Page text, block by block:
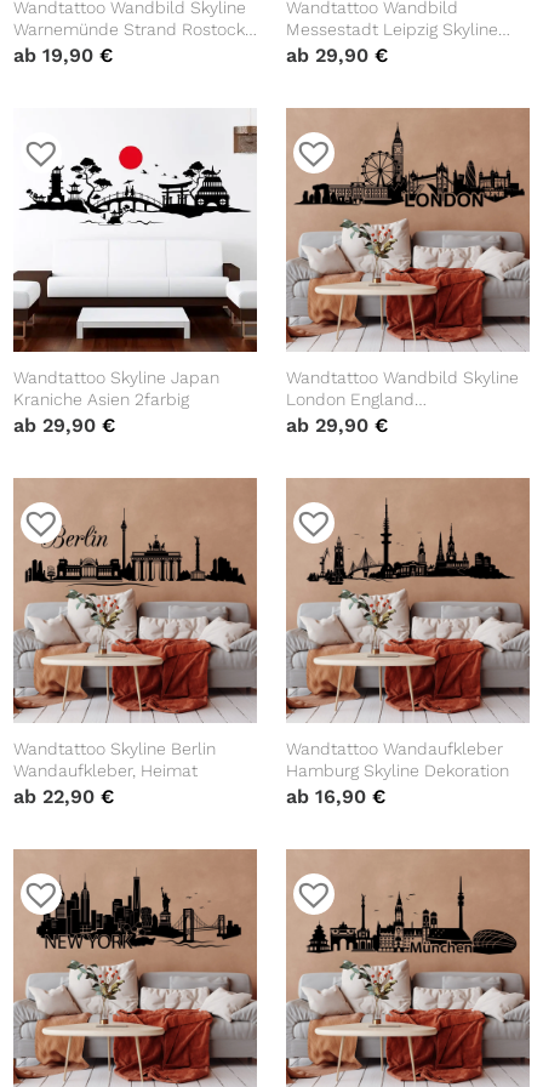
Wandtattoo Wandbild Skyline
Warnemünde Strand Rostock
Heimat Heimatliebe
ab19,90€
Wandtattoo Wandbild
Messestadt Leipzig Skyline
Dekoration Heimat
ab 29,90 €
Wandtattoo Skyline Japan
Kraniche Asien 2farbig
ab29,90€
Wandtattoo Wandbild Skyline
London England
Wandaufkleber
ab 29,90 €
Wandtattoo Skyline Berlin
Wandaufkleber, Heimat
ab22,90€
Wandtattoo Wandaufkleber
Hamburg Skyline Dekoration
ab 16,90 €